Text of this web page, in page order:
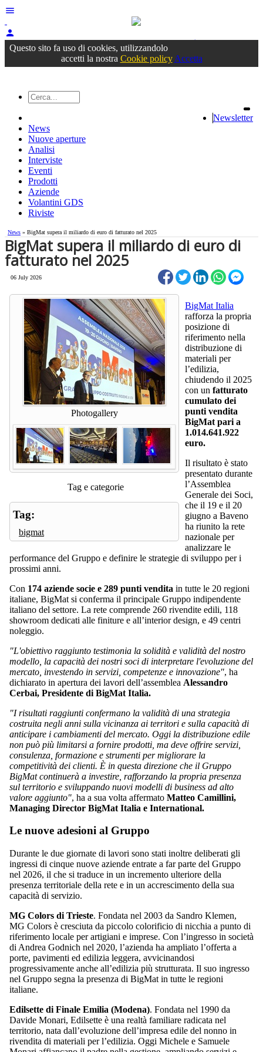
menu
person
Accedioppure registrati
Questo sito fa uso di cookies, utilizzandolo
accetti la nostra Cookie policy Accetta
Newsletter
News
Nuove aperture
Analisi
Interviste
Eventi
Prodotti
Aziende
Volantini GDS
Riviste
News » BigMat supera il miliardo di euro di fatturato nel 2025
BigMat supera il miliardo di euro di
fatturato nel 2025
06 July 2026
Photogallery
Tag e categorie
Tag:
bigmat
BigMat Italia
rafforza la propria
posizione di
riferimento nella
distribuzione di
materiali per
l’edilizia,
chiudendo il 2025
con un fatturato
cumulato dei
punti vendita
BigMat pari a
1.014.641.922
euro.
Il risultato è stato
presentato durante
l’Assemblea
Generale dei Soci,
che il 19 e il 20
giugno a Baveno
ha riunito la rete
nazionale per
analizzare le
performance del Gruppo e definire le strategie di sviluppo per i
prossimi anni.
Con 174 aziende socie e 289 punti vendita in tutte le 20 regioni
italiane, BigMat si conferma il principale Gruppo indipendente
italiano del settore. La rete comprende 260 rivendite edili, 118
showroom dedicati alle finiture e all’interior design, e 49 centri
noleggio.
"L'obiettivo raggiunto testimonia la solidità e validità del nostro
modello, la capacità dei nostri soci di interpretare l'evoluzione del
mercato, investendo in servizi, competenze e innovazione", ha
dichiarato in apertura dei lavori dell’assemblea Alessandro
Cerbai, Presidente di BigMat Italia.
"I risultati raggiunti confermano la validità di una strategia
costruita negli anni sulla vicinanza ai territori e sulla capacità di
anticipare i cambiamenti del mercato. Oggi la distribuzione edile
non può più limitarsi a fornire prodotti, ma deve offrire servizi,
consulenza, formazione e strumenti per migliorare la
competitività dei clienti. È in questa direzione che il Gruppo
BigMat continuerà a investire, rafforzando la propria presenza
sul territorio e sviluppando nuovi modelli di business ad alto
valore aggiunto", ha a sua volta affermato Matteo Camillini,
Managing Director BigMat Italia e International.
Le nuove adesioni al Gruppo
Durante le due giornate di lavori sono stati inoltre deliberati gli
ingressi di cinque nuove aziende entrate a far parte del Gruppo
nel 2026, il che si traduce in un incremento ulteriore della
presenza territoriale della rete e in un accrescimento della sua
capacità di servizio.
MG Colors di Trieste. Fondata nel 2003 da Sandro Klemen,
MG Colors è cresciuta da piccolo colorificio di nicchia a punto di
riferimento locale per artigiani e imprese. Con l’ingresso in società
di Andrea Godnich nel 2020, l’azienda ha ampliato l’offerta a
porte, pavimenti ed edilizia leggera, avvicinandosi
progressivamente anche all’edilizia più strutturata. Il suo ingresso
nel Gruppo segna la presenza di BigMat in tutte le regioni
italiane.
Edilsette di Finale Emilia (Modena). Fondata nel 1990 da
Davide Monari, Edilsette è una realtà familiare radicata nel
territorio, nata dall’evoluzione dell’impresa edile del nonno in
rivendita di materiali per l’edilizia. Oggi Michele e Samuele